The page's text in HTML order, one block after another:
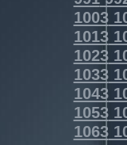
1003
1013
1023
1033
1043
1053
1063